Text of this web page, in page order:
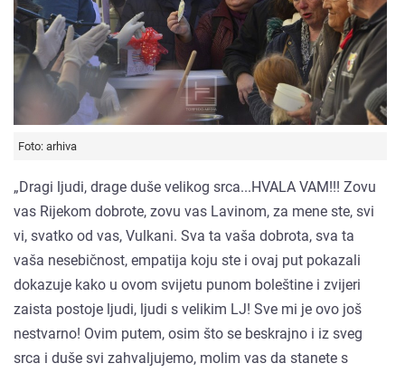
Foto: arhiva
„Dragi ljudi, drage duše velikog srca...HVALA VAM!!! Zovu
vas Rijekom dobrote, zovu vas Lavinom, za mene ste, svi
vi, svatko od vas, Vulkani. Sva ta vaša dobrota, sva ta
vaša nesebičnost, empatija koju ste i ovaj put pokazali
dokazuje kako u ovom svijetu punom boleštine i zvijeri
zaista postoje ljudi, ljudi s velikim LJ! Sve mi je ovo još
nestvarno! Ovim putem, osim što se beskrajno i iz sveg
srca i duše svi zahvaljujemo, molim vas da stanete s